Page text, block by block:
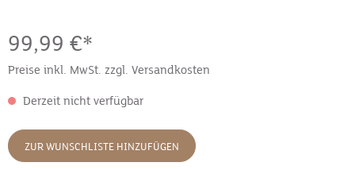
99,99 €*
Preise inkl. MwSt. zzgl. Versandkosten
Derzeit nicht verfügbar
ZUR WUNSCHLISTE HINZUFÜGEN